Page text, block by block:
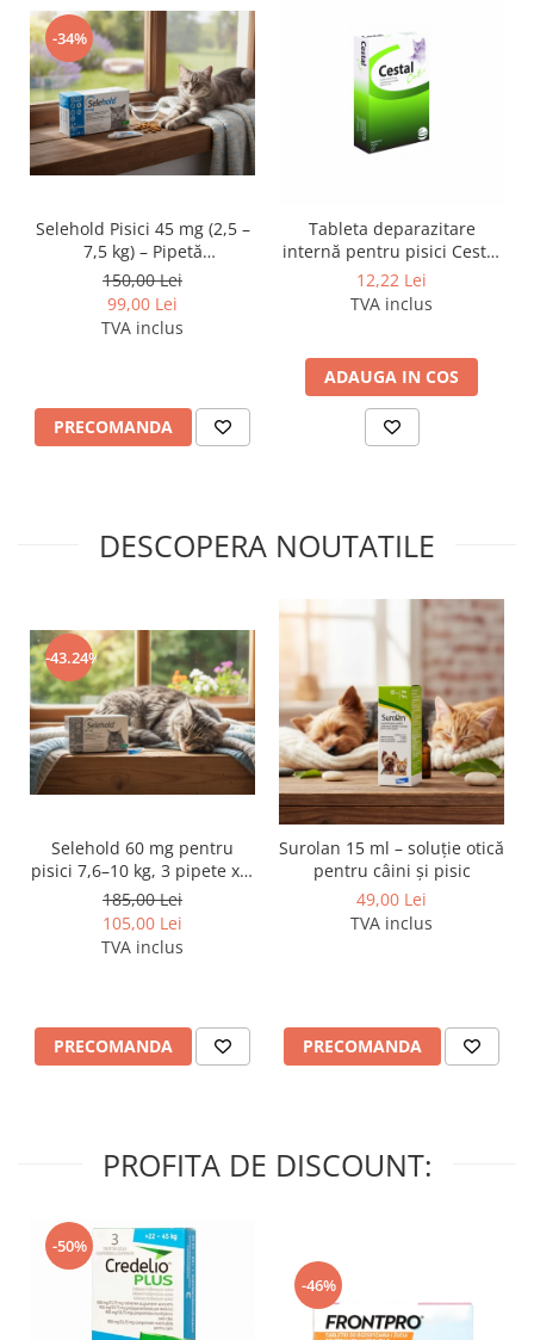
-34%
Selehold Pisici 45 mg (2,5 –
7,5 kg) – Pipetă
antiparazitară spot-on
150,00 Lei
99,00 Lei
TVA inclus
PRECOMANDA
Tableta deparazitare
internă pentru pisici Cestal
Cat Chew 1 comprimat
12,22 Lei
TVA inclus
ADAUGA IN COS
DESCOPERA NOUTATILE
-43.24%
Selehold 60 mg pentru
pisici 7,6–10 kg, 3 pipete x 1
ml – soluție antiparazitară
spot-on
185,00 Lei
105,00 Lei
TVA inclus
PRECOMANDA
Surolan 15 ml – soluție otică
pentru câini și pisic
49,00 Lei
TVA inclus
PRECOMANDA
PROFITA DE DISCOUNT:
-50%
-46%